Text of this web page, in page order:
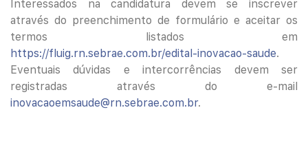
Interessados na candidatura devem se inscrever
através do preenchimento de formulário e aceitar os
termos listados em
https://fluig.rn.sebrae.com.br/edital-inovacao-saude.
Eventuais dúvidas e intercorrências devem ser
registradas através do e-mail
inovacaoemsaude@rn.sebrae.com.br.